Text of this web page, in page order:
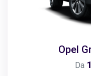
Opel
Da